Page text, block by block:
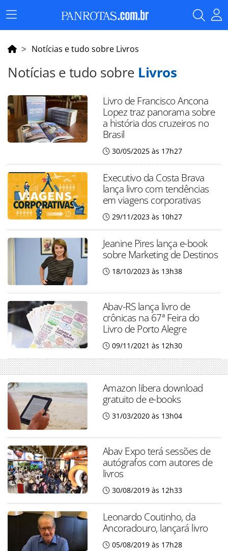
Menu
Principal
Notícias e tudo sobre Livros
Notícias e tudo sobre Livros
Livro de Francisco Ancona
Lopez traz panorama sobre
a história dos cruzeiros no
Brasil
30/05/2025 às 17h27
Executivo da Costa Brava
lança livro com tendências
em viagens corporativas
29/11/2023 às 10h27
Jeanine Pires lança e-book
sobre Marketing de Destinos
18/10/2023 às 13h38
Abav-RS lança livro de
crônicas na 67ª Feira do
Livro de Porto Alegre
09/11/2021 às 12h30
Amazon libera download
gratuito de e-books
31/03/2020 às 13h04
Abav Expo terá sessões de
autógrafos com autores de
livros
30/08/2019 às 12h33
Leonardo Coutinho, da
Ancoradouro, lançará livro
05/08/2019 às 17h28